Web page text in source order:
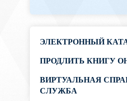
ЭЛЕКТРОННЫЙ
ПРОДЛИТЬ КНИГУ
ВИРТУАЛЬНАЯ
СЛУЖБА